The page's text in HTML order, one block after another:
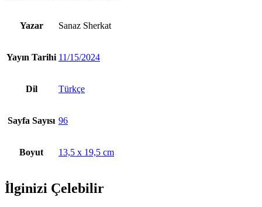
Yazar Sanaz Sherkat
Yayın Tarihi 11/15/2024
Dil Türkçe
Sayfa Sayısı 96
Boyut 13,5 x 19,5 cm
İlginizi Çelebilir